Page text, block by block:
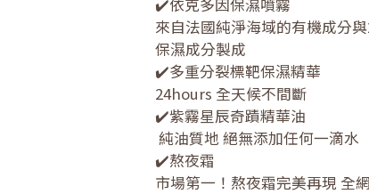
✔️依克多因保濕噴霧
來自法國純淨海域的有機成分
保濕成分製成
✔️多重分裂標靶保濕精華
24hours 全天候不間斷
✔️紫霧星辰奇蹟精華油
純油質地 絕無添加任何一滴水
✔️熬夜霜
市場第一！熬夜霜完美再現 全